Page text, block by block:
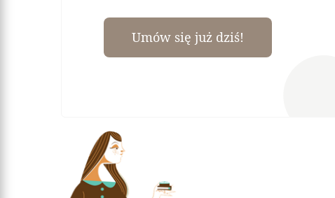
Umów się już dziś!